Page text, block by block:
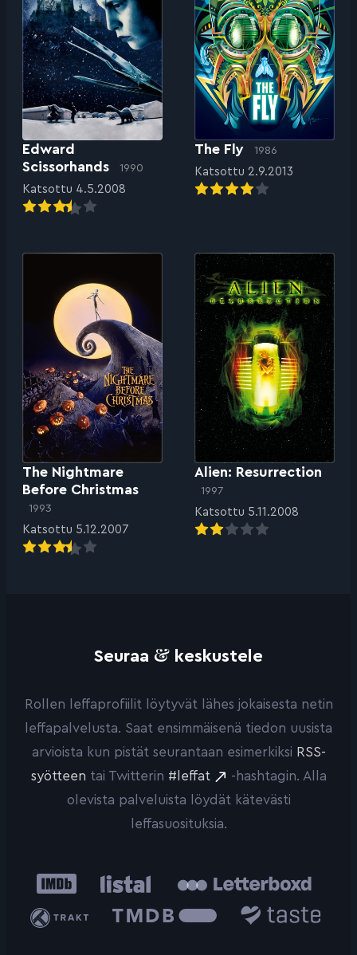
Edward
Scissorhands
1990
Katsottu 4.5.2008
The Fly 1986
Katsottu 2.9.2013
The Nightmare
Before Christmas
1993
Katsottu 5.12.2007
Alien: Resurrection
1997
Katsottu 5.11.2008
Seuraa & keskustele
Rollen leffaprofiilit löytyvät lähes jokaisesta netin
leffapalvelusta. Saat ensimmäisenä tiedon uusista
arvioista kun pistät seurantaan esimerkiksi RSS-
syötteen tai Twitterin #leffat
-hashtagin. Alla
olevista palveluista löydät kätevästi
leffasuosituksia.
IMDb Listal
Trakt